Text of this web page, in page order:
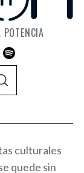
S
H
culturales
quede sin